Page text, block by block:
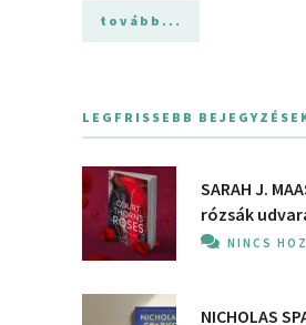
tovább...
LEGFRISSEBB
SARAH J.
rózsák
NINCS
NICHOLAS